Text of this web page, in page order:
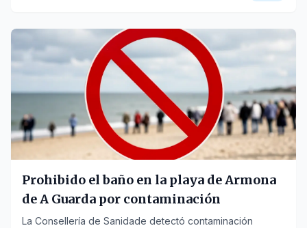
Prohibido el baño en la playa de Armona
de A Guarda por contaminación
La Consellería de Sanidade detectó contaminación